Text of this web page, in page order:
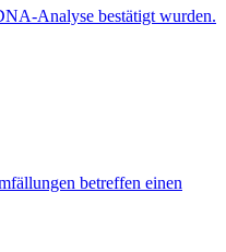
Analyse bestätigt wurden.
betreffen einen